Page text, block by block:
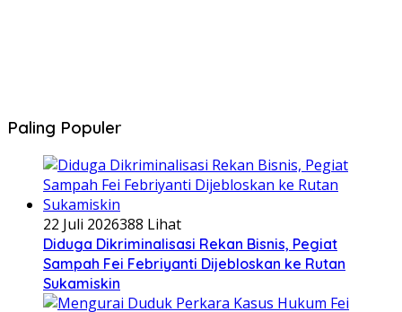
Paling Populer
22 Juli 2026388 Lihat
Diduga Dikriminalisasi Rekan Bisnis, Pegiat
Sampah Fei Febriyanti Dijebloskan ke Rutan
Sukamiskin